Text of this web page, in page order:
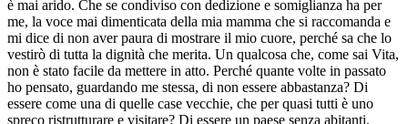
è mai arido. Che se condiviso con dedizione e somiglianza ha per
me, la voce mai dimenticata della mia mamma che si raccomanda e
mi dice di non aver paura di mostrare il mio cuore, perché sa che lo
vestirò di tutta la dignità che merita. Un qualcosa che, come sai Vita,
non è stato facile da mettere in atto. Perché quante volte in passato
ho pensato, guardando me stessa, di non essere abbastanza? Di
essere come una di quelle case vecchie, che per quasi tutti è uno
spreco ristrutturare e visitare? Di essere un paese senza abitanti,